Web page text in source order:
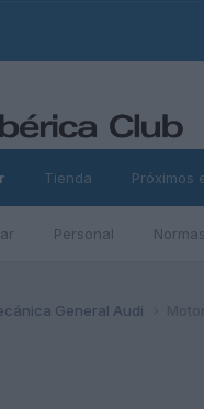
Personal
Tienda Próximos
General Audi